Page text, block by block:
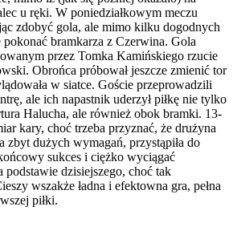
u ręki. W poniedziałkowym meczu
zdobyć gola, ale mimo kilku dogodnych
pokonać bramkarza z Czerwina. Gola
przez Tomka Kamińskiego rzucie
Obrońca próbował jeszcze zmienić tor
w siatce. Goście przeprowadzili
ale ich napastnik uderzył piłkę nie tylko
Halucha, ale również obok bramki. 13-
kary, choć trzeba przyznać, że drużyna
zbyt dużych wymagań, przystąpiła do
sukces i ciężko wyciągać
podstawie dzisiejszego, choć tak
wszakże ładna i efektowna gra, pełna
piłki.